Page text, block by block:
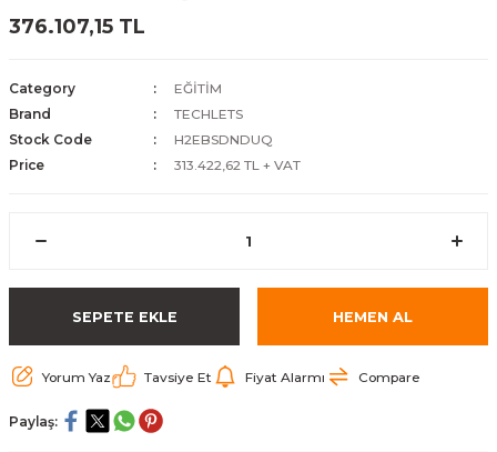
376.107,15 TL
Category
EĞİTİM
Brand
TECHLETS
Stock Code
H2EBSDNDUQ
Price
313.422,62 TL + VAT
SEPETE EKLE HEMEN AL
Yorum Yaz Tavsiye Et Fiyat Alarmı Compare
Paylaş: